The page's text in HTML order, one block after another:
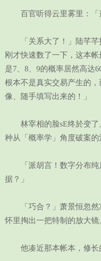
百官听得云里雾里：「
「关系大了！」陆芊芊
刚才快速数了一下，这本
是7、8、9的概率居然高达
根本不是真实交易产生的
像、随手填写出来的！」
林宰相的脸sE终於变了
种从「概率学」角度破案的
「派胡言！数字分布纯
据？」
「巧合？」萧景恒忽然
怀里掏出一把特制的放大镜
他凑近那本帐本，修长